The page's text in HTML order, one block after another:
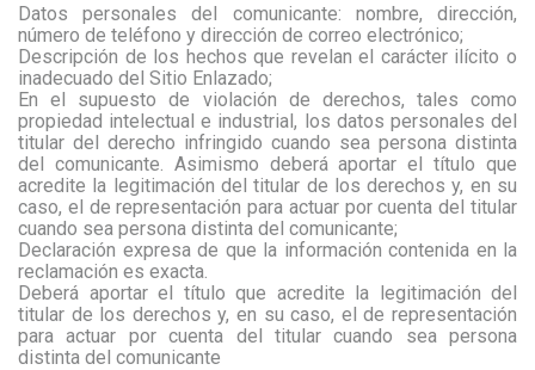
Datos personales del comunicante: nombre, dirección,
número de teléfono y dirección de correo electrónico;
Descripción de los hechos que revelan el carácter ilícito o
inadecuado del Sitio Enlazado;
En el supuesto de violación de derechos, tales como
propiedad intelectual e industrial, los datos personales del
titular del derecho infringido cuando sea persona distinta
del comunicante. Asimismo deberá aportar el título que
acredite la legitimación del titular de los derechos y, en su
caso, el de representación para actuar por cuenta del titular
cuando sea persona distinta del comunicante;
Declaración expresa de que la información contenida en la
reclamación es exacta.
Deberá aportar el título que acredite la legitimación del
titular de los derechos y, en su caso, el de representación
para actuar por cuenta del titular cuando sea persona
distinta del comunicante